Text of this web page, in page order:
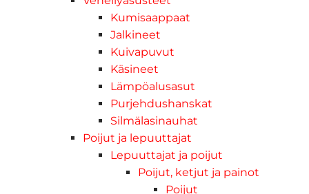
Kumisaappaat
Jalkineet
Kuivapuvut
Käsineet
Lämpöalusasut
Purjehdushanskat
Silmälasinauhat
Poijut ja lepuuttajat
Lepuuttajat ja poijut
Poijut, ketjut ja painot
Poijut